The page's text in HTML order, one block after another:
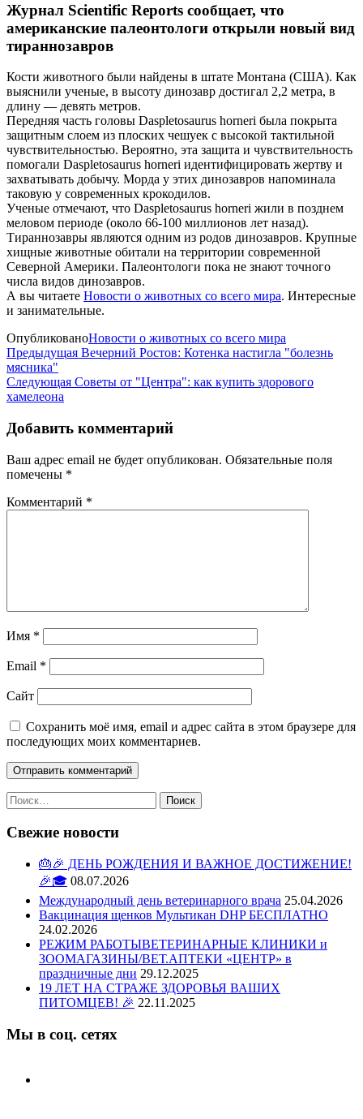
Журнал Scientific Reports сообщает, что
американские палеонтологи открыли новый вид
тираннозавров
Кости животного были найдены в штате Монтана (США). Как
выяснили ученые, в высоту динозавр достигал 2,2 метра, в
длину — девять метров.
Передняя часть головы Daspletosaurus horneri была покрыта
защитным слоем из плоских чешуек с высокой тактильной
чувствительностью. Вероятно, эта защита и чувствительность
помогали Daspletosaurus horneri идентифицировать жертву и
захватывать добычу. Морда у этих динозавров напоминала
таковую у современных крокодилов.
Ученые отмечают, что Daspletosaurus horneri жили в позднем
меловом периоде (около 66-100 миллионов лет назад).
Тираннозавры являются одним из родов динозавров. Крупные
хищные животные обитали на территории современной
Северной Америки. Палеонтологи пока не знают точного
числа видов динозавров.
А вы читаете Новости о животных со всего мира. Интересные
и занимательные.
ОпубликованоНовости о животных со всего мира
Навигация
по
записям
Предыдущая
запись
Предыдущая Вечерний Ростов: Котенка настигла "болезнь
мясника"
Следующая
запись
Следующая Советы от "Центра": как купить здорового
хамелеона
Добавить комментарий
Ваш адрес email не будет опубликован. Обязательные поля
помечены *
Комментарий *
Имя *
Email *
Сайт
Сохранить моё имя, email и адрес сайта в этом браузере для
последующих моих комментариев.
Найти:
Свежие новости
🎂🎉 ДЕНЬ РОЖДЕНИЯ И ВАЖНОЕ ДОСТИЖЕНИЕ!
🎉🎓 08.07.2026
Международный день ветеринарного врача 25.04.2026
Вакцинация щенков Мультикан DHP БЕСПЛАТНО
24.02.2026
РЕЖИМ РАБОТЫВЕТЕРИНАРНЫЕ КЛИНИКИ и
ЗООМАГАЗИНЫ/ВЕТ.АПТЕКИ «ЦЕНТР» в
праздничные дни 29.12.2025
19 ЛЕТ НА СТРАЖЕ ЗДОРОВЬЯ ВАШИХ
ПИТОМЦЕВ! 🎉 22.11.2025
Мы в соц. сетях